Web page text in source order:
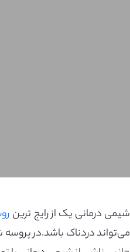
شیمی درمانی یک از رایج ترین
می‌تواند دردناک باشد.در